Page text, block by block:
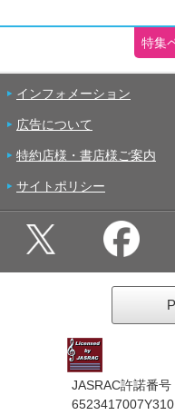
特集
インフォメーション
広告について
特約店様・書店様ご案内
サイトポリシー
JASRAC許諾番号